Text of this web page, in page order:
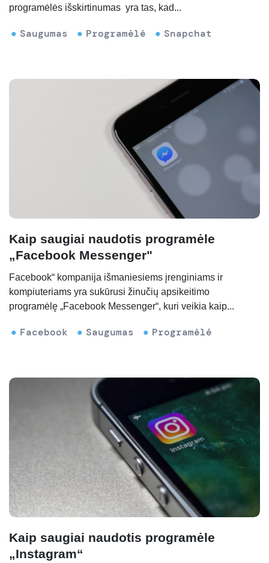
programėlės išskirtinumas yra tas, kad...
Saugumas Programėlė Snapchat
Kaip saugiai naudotis programėle
„Facebook Messenger"
Facebook“ kompanija išmaniesiems įrenginiams ir
kompiuteriams yra sukūrusi žinučių apsikeitimo
programėlę „Facebook Messenger“, kuri veikia kaip...
Facebook Saugumas Programėlė
Kaip saugiai naudotis programėle
„Instagram“